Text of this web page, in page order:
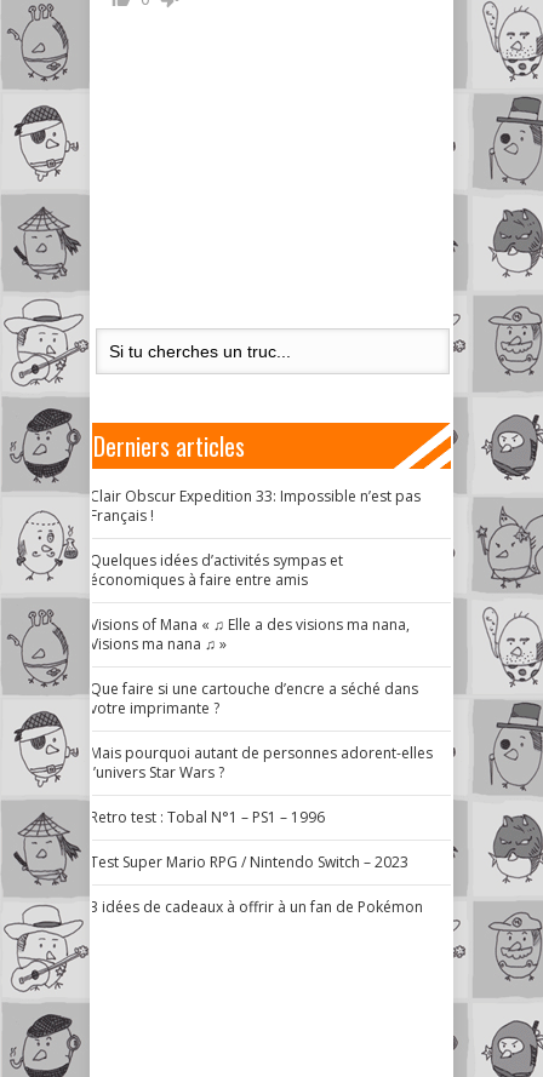
Derniers articles
Clair Obscur Expedition 33: Impossible n’est pas
Français !
Quelques idées d’activités sympas et
économiques à faire entre amis
Visions of Mana « ♫ Elle a des visions ma nana,
Visions ma nana ♫ »
Que faire si une cartouche d’encre a séché dans
votre imprimante ?
Mais pourquoi autant de personnes adorent-elles
l’univers Star Wars ?
Retro test : Tobal N°1 – PS1 – 1996
Test Super Mario RPG / Nintendo Switch – 2023
3 idées de cadeaux à offrir à un fan de Pokémon